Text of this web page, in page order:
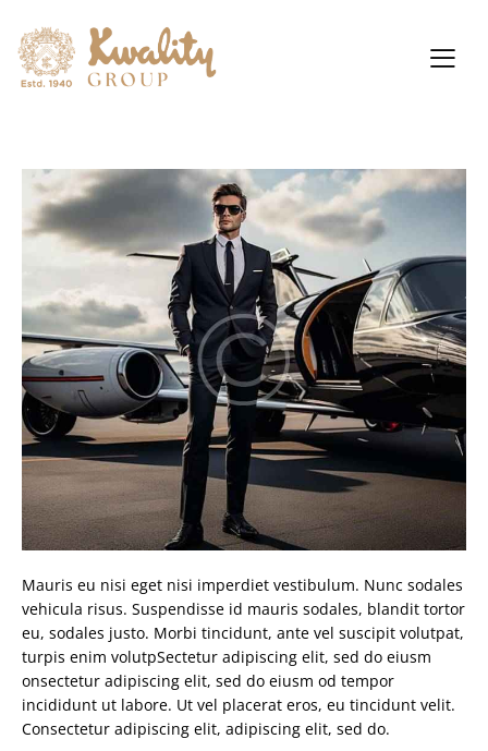
Mauris eu nisi eget nisi imperdiet vestibulum. Nunc sodales
vehicula risus. Suspendisse id mauris sodales, blandit tortor
eu, sodales justo. Morbi tincidunt, ante vel suscipit volutpat,
turpis enim volutpSectetur adipiscing elit, sed do eiusm
onsectetur adipiscing elit, sed do eiusm od tempor
incididunt ut labore. Ut vel placerat eros, eu tincidunt velit.
Consectetur adipiscing elit, adipiscing elit, sed do.